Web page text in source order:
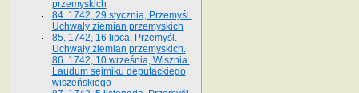
przemyskich
84. 1742, 29 stycznia, Przemyśl.
Uchwały ziemian przemyskich
85. 1742, 16 lipca, Przemyśl.
Uchwały ziemian przemyskich.
86. 1742, 10 września, Wisznia.
Laudum sejmiku deputackiego
wiszeńskiego